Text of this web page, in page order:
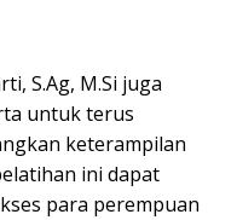
S.Ag, M.Si juga
untuk terus
keterampilan
ini dapat
para perempuan